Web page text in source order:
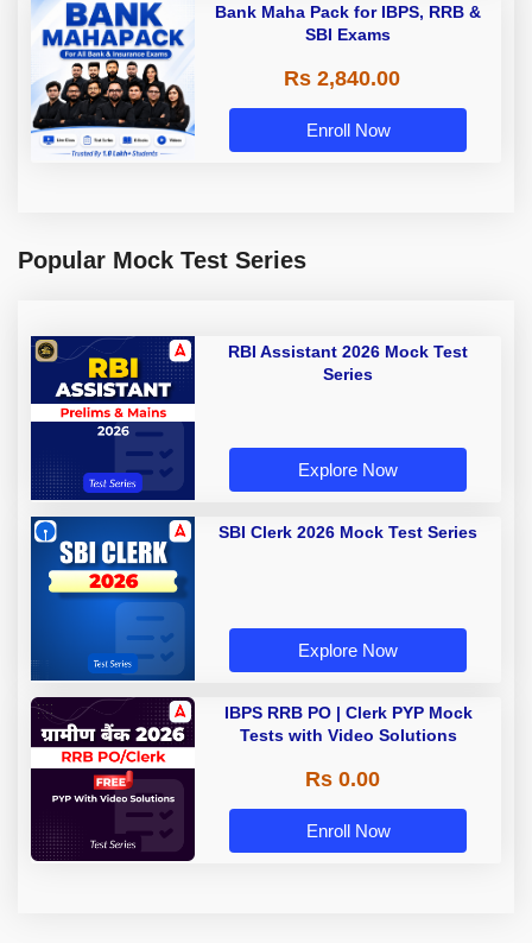
Bank Maha Pack for IBPS, RRB &
SBI Exams
Rs 2,840.00
Enroll Now
Popular Mock Test Series
RBI Assistant 2026 Mock Test
Series
Explore Now
SBI Clerk 2026 Mock Test Series
Explore Now
IBPS RRB PO | Clerk PYP Mock
Tests with Video Solutions
Rs 0.00
Enroll Now